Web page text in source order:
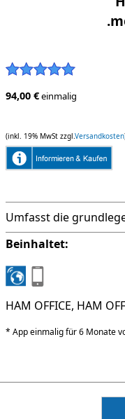
94,00 €einmalig
(inkl. 19% MwSt zzgl. Versandkosten
Umfasst die
Beinhaltet:
HAM OFFICE, HAM
* App einmalig für 6 Monate